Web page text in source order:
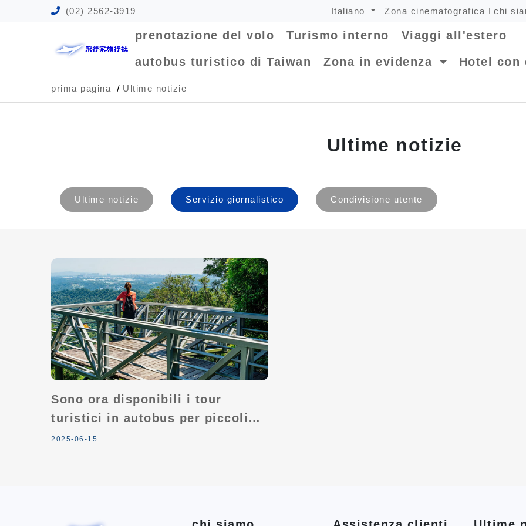
(02) 2562-3919 Italiano Zona cinematografica chi
prenotazione del volo Turismo interno Viaggi all'estero
autobus turistico di Taiwan Zona in evidenza Hotel con
prima pagina Ultime notizie
Ultime notizie
Ultime notizie Servizio giornalistico Condivisione utente
Sono ora disponibili i tour
turistici in autobus per piccoli
gruppi a Taiwan con l'offerta
2025-06-15